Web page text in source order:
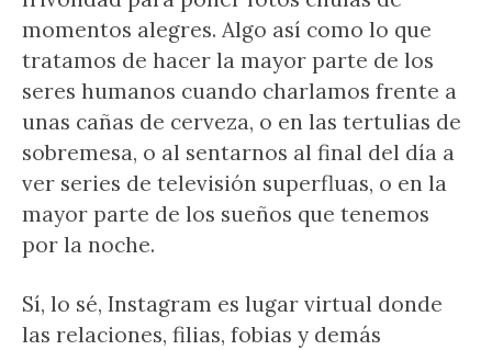
momentos alegres. Algo así como lo que
tratamos de hacer la mayor parte de los
seres humanos cuando charlamos frente a
unas cañas de cerveza, o en las tertulias de
sobremesa, o al sentarnos al final del día a
ver series de televisión superfluas, o en la
mayor parte de los sueños que tenemos
por la noche.
Sí, lo sé, Instagram es lugar virtual donde
las relaciones, filias, fobias y demás